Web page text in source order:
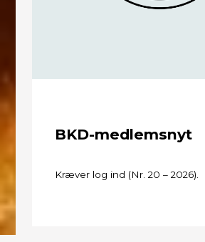
BKD-medlemsnyt
Kræver log ind (Nr. 20 – 2026).